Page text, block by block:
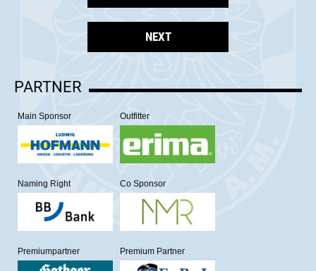
NEXT
PARTNER
Main Sponsor Outfitter
Naming Right Co Sponsor
Premiumpartner Premium Partner